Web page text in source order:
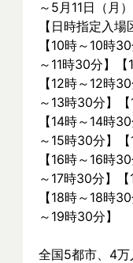
～5月11日（月）
【日時指定入場
【10時～10時
～11時30分】【
【12時～12時
～13時30分】【
【14時～14時
～15時30分】【
【16時～16時
～17時30分】【
【18時～18時
～19時30分】
全国5都市、4万